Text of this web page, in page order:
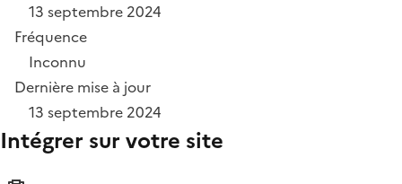
13 septembre 2024
Fréquence
Inconnu
Dernière mise à jour
13 septembre 2024
Intégrer sur votre site